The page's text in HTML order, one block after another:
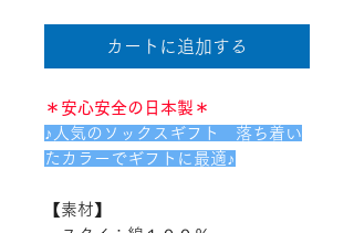
格
カートに追加する
＊安心安全の日本製＊
♪人気のソックスギフト 落ち着い
たカラーでギフトに最適♪
【素材】